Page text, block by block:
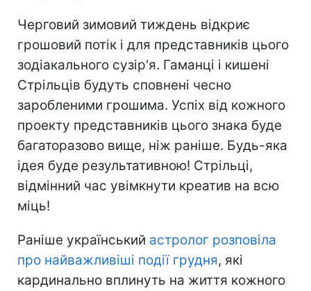
Черговий зимовий тиждень відкриє
грошовий потік і для представників цього
зодіакального сузір'я. Гаманці і кишені
Стрільців будуть сповнені чесно
заробленими грошима. Успіх від кожного
проекту представників цього знака буде
багаторазово вище, ніж раніше. Будь-яка
ідея буде результативною! Стрільці,
відмінний час увімкнути креатив на всю
міць!
Раніше український астролог розповіла
про найважливіші події грудня, які
кардинально вплинуть на життя кожного